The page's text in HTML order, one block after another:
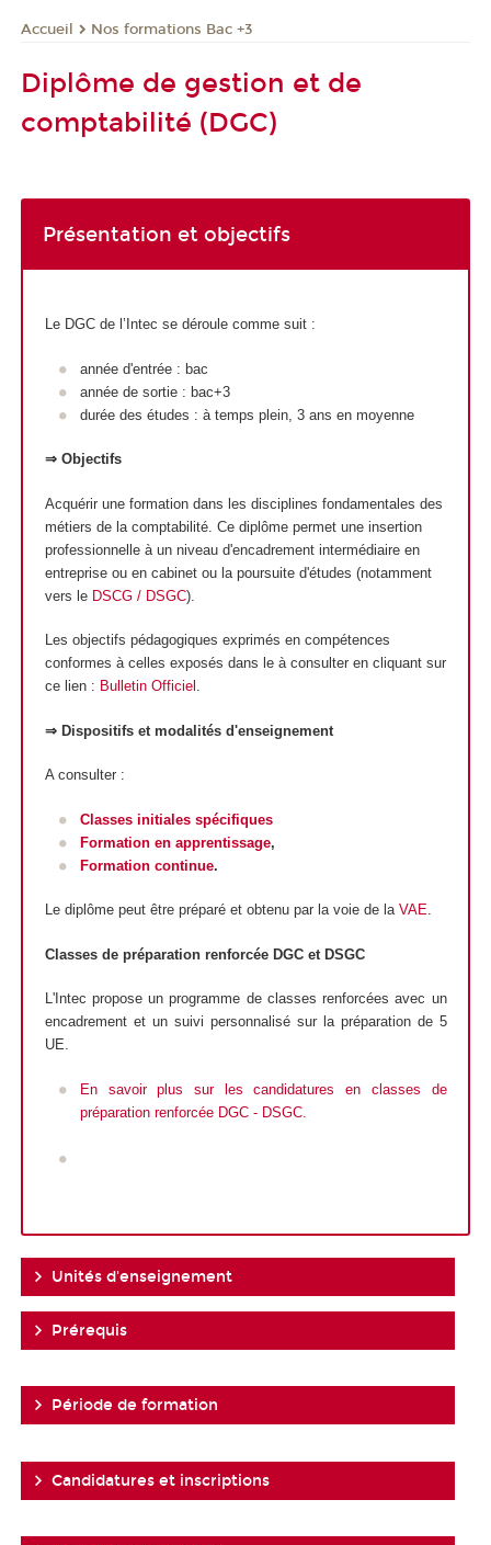
Accueil Nos formations Bac +3
Diplôme de gestion et de
comptabilité (DGC)
Présentation et objectifs
Le DGC de l’Intec se déroule comme suit :
année d'entrée : bac
année de sortie : bac+3
durée des études : à temps plein, 3 ans en moyenne
⇒ Objectifs
Acquérir une formation dans les disciplines fondamentales des
métiers de la comptabilité. Ce diplôme permet une insertion
professionnelle à un niveau d'encadrement intermédiaire en
entreprise ou en cabinet ou la poursuite d'études (notamment
vers le DSCG / DSGC).
Les objectifs pédagogiques exprimés en compétences
conformes à celles exposés dans le à consulter en cliquant sur
ce lien : Bulletin Officiel .
⇒ Dispositifs et modalités d'enseignement
A consulter :
Classes initiales spécifiques
Formation en apprentissage,
Formation continue.
Le diplôme peut être préparé et obtenu par la voie de la VAE.
Classes de préparation renforcée DGC et DSGC
L'Intec propose un programme de classes renforcées avec un
encadrement et un suivi personnalisé sur la préparation de 5
UE.
En savoir plus sur les candidatures en classes de
préparation renforcée DGC - DSGC.
Unités d'enseignement
Prérequis
Période de formation
Candidatures et inscriptions